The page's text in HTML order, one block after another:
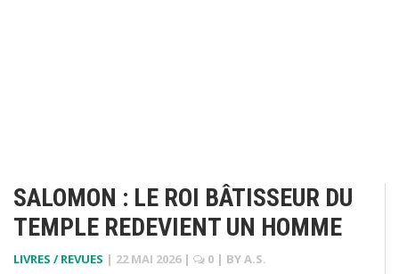
SALOMON : LE ROI BÂTISSEUR DU
TEMPLE REDEVIENT UN HOMME
LIVRES / REVUES | 22 MAI 2026 | 0 | BYA.S.